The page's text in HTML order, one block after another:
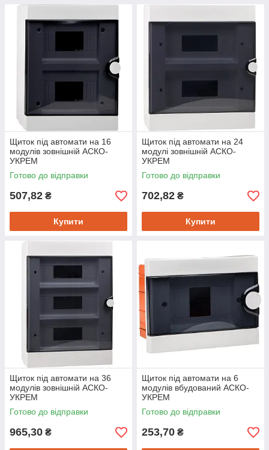
Щиток під автомати на 16
модулів зовнішній АСКО-
УКРЕМ
Готово до відправки
507,82 ₴
Купити
Щиток під автомати на 24
модулі зовнішній АСКО-
УКРЕМ
Готово до відправки
702,82 ₴
Купити
Щиток під автомати на 36
модулів зовнішній АСКО-
УКРЕМ
Готово до відправки
965,30 ₴
Щиток під автомати на 6
модулів вбудований АСКО-
УКРЕМ
Готово до відправки
253,70 ₴